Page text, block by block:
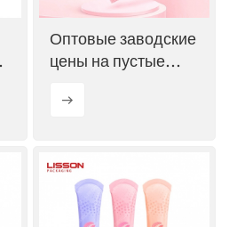
Оптовые заводские
цены на пустые
аппликаторы для